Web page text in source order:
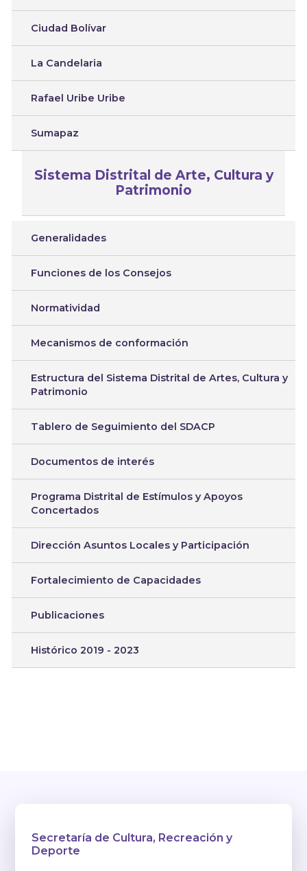
Ciudad Bolívar
La Candelaria
Rafael Uribe Uribe
Sumapaz
Sistema Distrital de Arte, Cultura y
Patrimonio
Generalidades
Funciones de los Consejos
Normatividad
Mecanismos de conformación
Estructura del Sistema Distrital de Artes, Cultura y
Patrimonio
Tablero de Seguimiento del SDACP
Documentos de interés
Programa Distrital de Estímulos y Apoyos
Concertados
Dirección Asuntos Locales y Participación
Fortalecimiento de Capacidades
Publicaciones
Histórico 2019 - 2023
Secretaría de Cultura, Recreación y
Deporte